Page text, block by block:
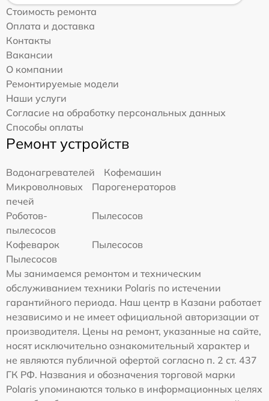
Стоимость ремонта
Оплата и доставка
Контакты
Вакансии
О компании
Ремонтируемые модели
Наши услуги
Согласие на обработку персональных данных
Способы оплаты
Ремонт устройств
Водонагревателей
Кофемашин
Микроволновых
печей
Парогенераторов
Роботов-
пылесосов
Пылесосов
Кофеварок
Пылесосов
Пылесосов
Мы занимаемся ремонтом и техническим
обслуживанием техники Polaris по истечении
гарантийного периода. Наш центр в Казани работает
независимо и не имеет официальной авторизации от
производителя. Цены на ремонт, указанные на сайте,
носят исключительно ознакомительный характер и
не являются публичной офертой согласно п. 2 ст. 437
ГК РФ. Названия и обозначения торговой марки
Polaris упоминаются только в информационных целях